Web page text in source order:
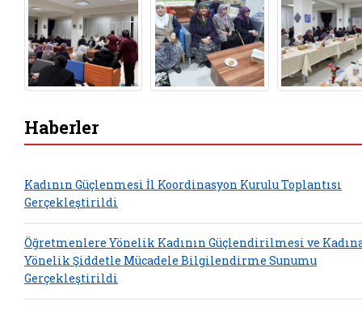
Haberler
Kadının Güçlenmesi İl Koordinasyon Kurulu Toplantısı
Gerçekleştirildi
Öğretmenlere Yönelik Kadının Güçlendirilmesi ve
Yönelik Şiddetle Mücadele Bilgilendirme Sunumu
Gerçekleştirildi